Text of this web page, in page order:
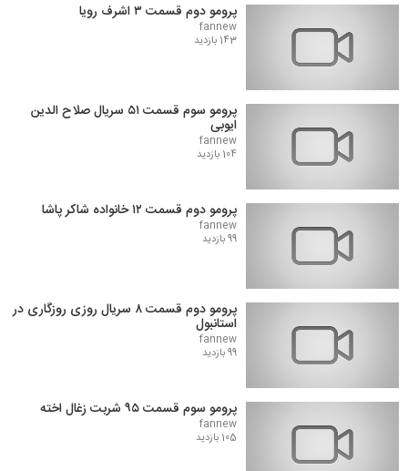
پرومو دوم قسمت ۳ اشرف رویا
fannew
143 بازدید
پرومو سوم قسمت ۵۱ سریال صلاح الدین
ایوبی
fannew
104 بازدید
پرومو دوم قسمت ۱۲ خانواده شاکر پاشا
fannew
99 بازدید
پرومو دوم قسمت ۸ سریال روزی روزگاری در
استانبول
fannew
99 بازدید
پرومو سوم قسمت ۹۵ شربت زغال اخته
fannew
105 بازدید